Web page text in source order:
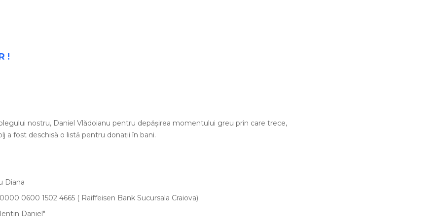
!
nostru, Daniel Vlădoianu pentru depăşirea momentului greu prin care trece,
a fost deschisă o listă pentru donaţii în bani.
Diana
0600 1502 4665 ( Raiffeisen Bank Sucursala Craiova)
Daniel"